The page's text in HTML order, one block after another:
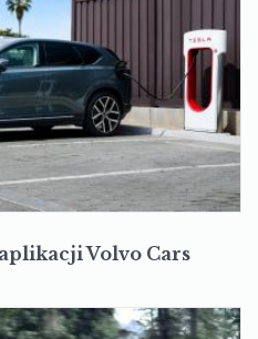
Volvo Cars